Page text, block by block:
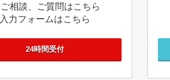
ご相談、ご質問はこちら
入力フォームはこちら
24時間受付